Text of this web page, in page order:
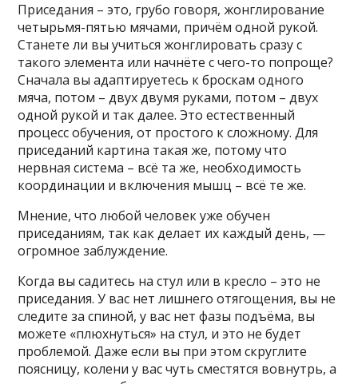
Приседания – это, грубо говоря, жонглирование
четырьмя-пятью мячами, причём одной рукой.
Станете ли вы учиться жонглировать сразу с
такого элемента или начнёте с чего-то попроще?
Сначала вы адаптируетесь к броскам одного
мяча, потом – двух двумя руками, потом – двух
одной рукой и так далее. Это естественный
процесс обучения, от простого к сложному. Для
приседаний картина такая же, потому что
нервная система – всё та же, необходимость
координации и включения мышц – всё те же.
Мнение, что любой человек уже обучен
приседаниям, так как делает их каждый день, —
огромное заблуждение.
Когда вы садитесь на стул или в кресло – это не
приседания. У вас нет лишнего отягощения, вы не
следите за спиной, у вас нет фазы подъёма, вы
можете «плюхнуться» на стул, и это не будет
проблемой. Даже если вы при этом скруглите
поясницу, колени у вас чуть сместятся вовнутрь, а